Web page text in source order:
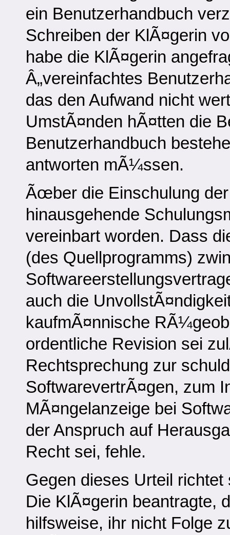
ein Benutzerhandbuch
Schreiben der KlÃ¤gerin
habe die KlÃ¤gerin
Â„vereinfachtes
das den Aufwand nicht
UmstÃ¤nden hÃ¤tten die
Benutzerhandbuch
antworten mÃ¼ssen.
Ãœber die Einschulung
hinausgehende
vereinbart worden. Dass
(des Quellprogramms)
auch die
kaufmÃ¤nnische
ordentliche Revision sei
Rechtsprechung zur
SoftwarevertrÃ¤gen, zum
MÃ¤ngelanzeige bei
der Anspruch auf
Recht sei, fehle.
Gegen dieses Urteil
Die KlÃ¤gerin beantragte,
hilfsweise, ihr nicht Folge